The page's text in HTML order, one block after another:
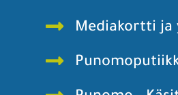
Mediakortti ja